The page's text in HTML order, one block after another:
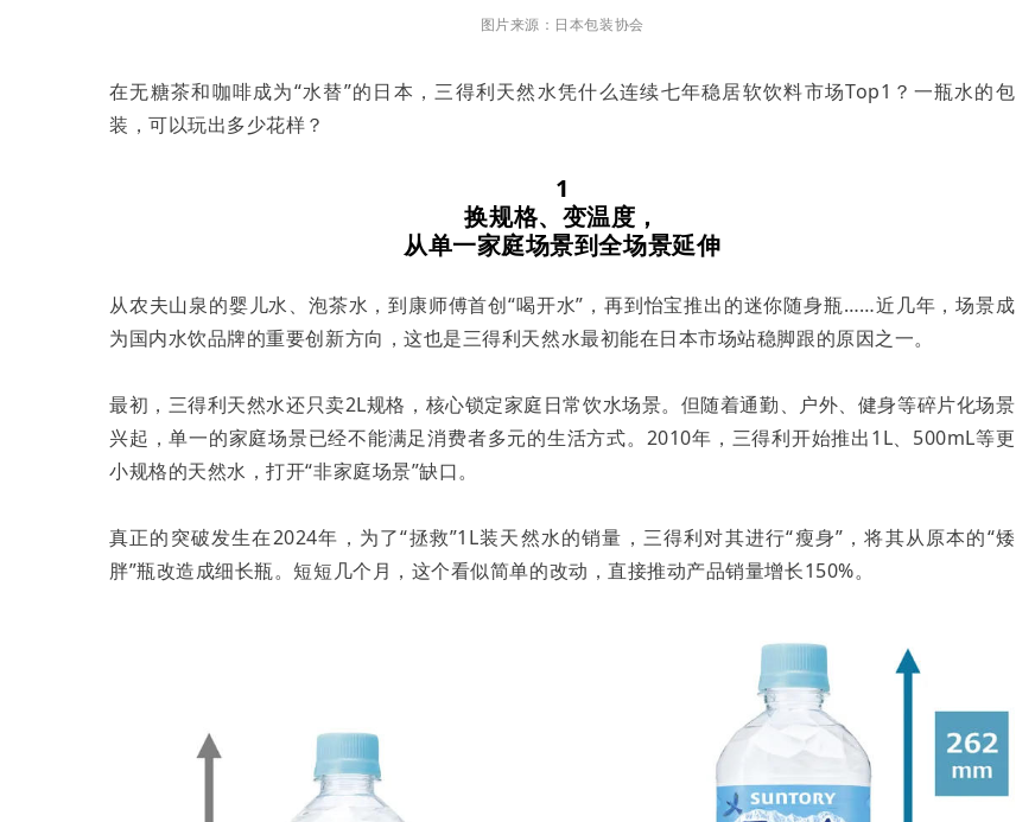
图片来源：日本包装协会
在无糖茶和咖啡成为“水替”的日本，三得利天然水凭什么连续七年稳居软饮料市场Top1？一瓶水的包
装，可以玩出多少花样？
1
换规格、变温度，
从单一家庭场景到全场景延伸
从农夫山泉的婴儿水、泡茶水，到康师傅首创“喝开水”，再到怡宝推出的迷你随身瓶……近几年，场景成
为国内水饮品牌的重要创新方向，这也是三得利天然水最初能在日本市场站稳脚跟的原因之一。
最初，三得利天然水还只卖2L规格，核心锁定家庭日常饮水场景。但随着通勤、户外、健身等碎片化场景
兴起，单一的家庭场景已经不能满足消费者多元的生活方式。2010年，三得利开始推出1L、500mL等更
小规格的天然水，打开“非家庭场景”缺口。
真正的突破发生在2024年，为了“拯救”1L装天然水的销量，三得利对其进行“瘦身”，将其从原本的“矮
胖”瓶改造成细长瓶。短短几个月，这个看似简单的改动，直接推动产品销量增长150%。